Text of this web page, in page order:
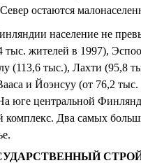
остаются
население не
жителей в 1997),
(113,6 тыс.), Лахти (95,8
и Йоэнсуу (от 76,2
юге центральной
Два самых